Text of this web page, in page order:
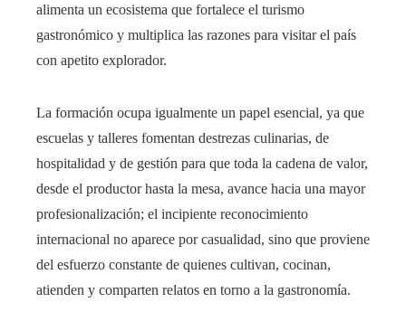
alimenta un ecosistema que fortalece el turismo
gastronómico y multiplica las razones para visitar el país
con apetito explorador.
La formación ocupa igualmente un papel esencial, ya que
escuelas y talleres fomentan destrezas culinarias, de
hospitalidad y de gestión para que toda la cadena de valor,
desde el productor hasta la mesa, avance hacia una mayor
profesionalización; el incipiente reconocimiento
internacional no aparece por casualidad, sino que proviene
del esfuerzo constante de quienes cultivan, cocinan,
atienden y comparten relatos en torno a la gastronomía.